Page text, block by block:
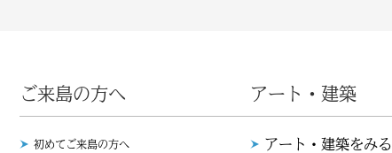
ご来島の方へ
初めてご来島の方へ
アート・建築
アート・建築をみる